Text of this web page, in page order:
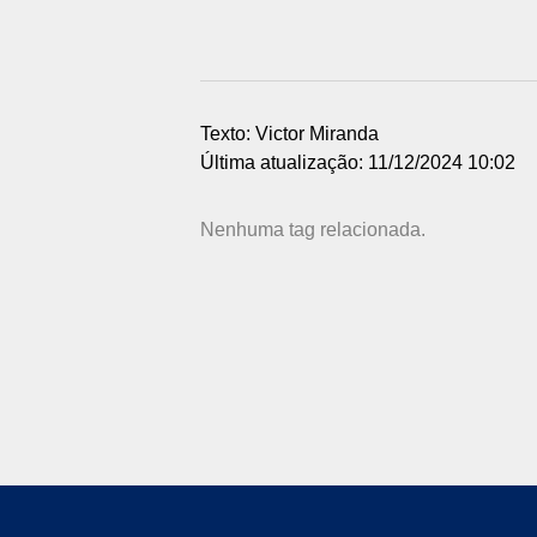
Texto: Victor Miranda
Última atualização: 11/12/2024 10:02
Nenhuma tag relacionada.